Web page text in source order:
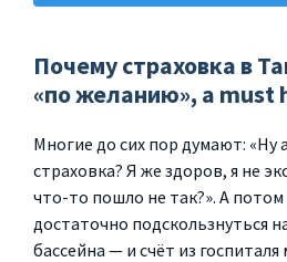
Почему страховка в
«по желанию», а must
Многие до сих пор думают: «Ну
страховка? Я же здоров, я не
что-то пошло не так?». А потом
достаточно подскользнуться
бассейна — и счёт из